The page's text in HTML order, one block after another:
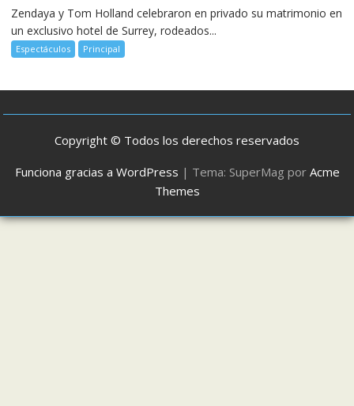
Zendaya y Tom Holland celebraron en privado su matrimonio en
un exclusivo hotel de Surrey, rodeados...
Espectáculos Principal
Copyright © Todos los derechos reservados
Funciona gracias a WordPress | Tema: SuperMag por Acme
Themes